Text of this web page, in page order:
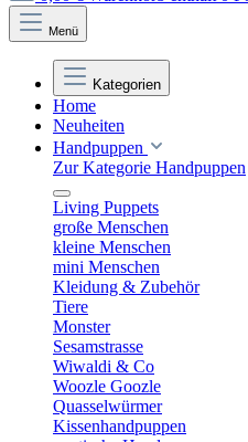
Menü
Kategorien
Home
Neuheiten
Handpuppen
Zur Kategorie Handpuppen
Living Puppets
große Menschen
kleine Menschen
mini Menschen
Kleidung & Zubehör
Tiere
Monster
Sesamstrasse
Wiwaldi & Co
Woozle Goozle
Quasselwürmer
Kissenhandpuppen